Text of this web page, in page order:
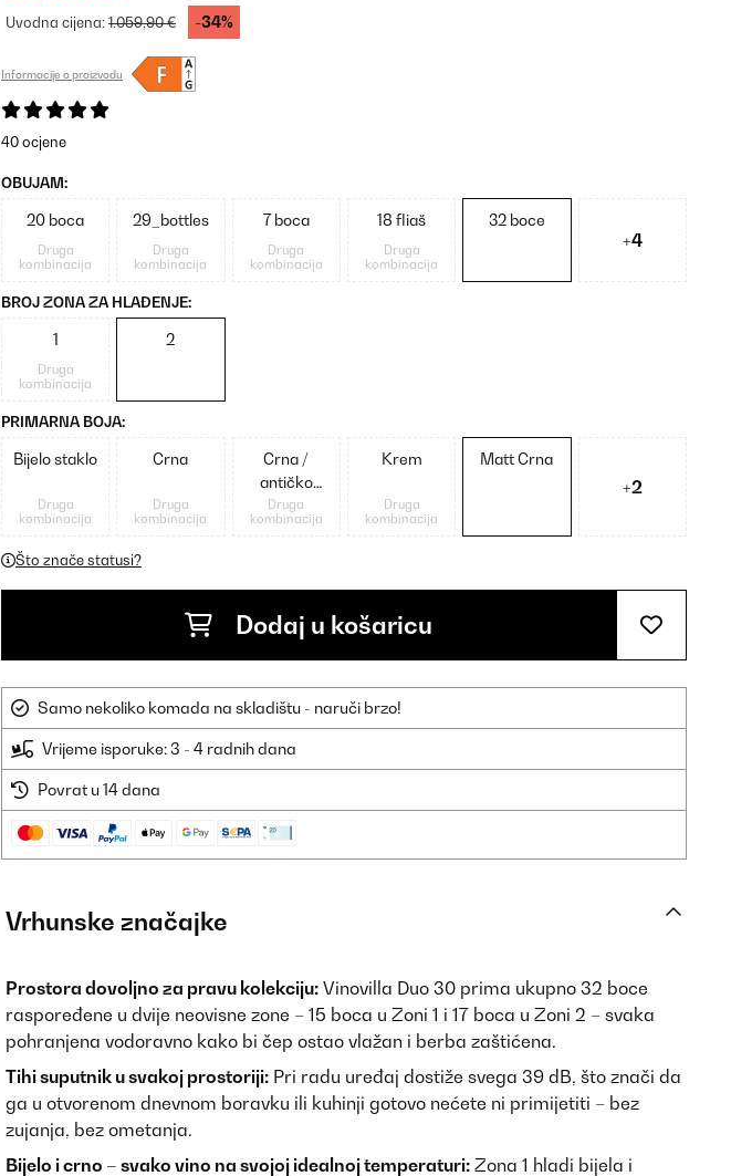
Uvodna cijena:1.059,90 € -34%
Informacije o proizvodu
40 ocjene
OBUJAM:
20 boca
Druga
kombinacija
29_bottles
Druga
kombinacija
7 boca
Druga
kombinacija
18 fliaš
Druga
kombinacija
32 boce
+4
BROJ ZONA ZA HLAĐENJE:
1
Druga
kombinacija
2
PRIMARNA BOJA:
Bijelo staklo
Druga
kombinacija
Crna
Druga
kombinacija
Crna /
antičko
zlato
metalik
Druga
kombinacija
Krem
Druga
kombinacija
Matt Crna
+2
Što znače statusi?
Dodaj u košaricu
Samo nekoliko komada na skladištu - naruči brzo!
Vrijeme isporuke: 3 - 4 radnih dana
Povrat u 14 dana
Vrhunske značajke
Prostora dovoljno za pravu kolekciju: Vinovilla Duo 30 prima ukupno 32 boce
raspoređene u dvije neovisne zone – 15 boca u Zoni 1 i 17 boca u Zoni 2 – svaka
pohranjena vodoravno kako bi čep ostao vlažan i berba zaštićena.
Tihi suputnik u svakoj prostoriji: Pri radu uređaj dostiže svega 39 dB, što znači da
ga u otvorenom dnevnom boravku ili kuhinji gotovo nećete ni primijetiti – bez
zujanja, bez ometanja.
Bijelo i crno – svako vino na svojoj idealnoj temperaturi: Zona 1 hladi bijela i